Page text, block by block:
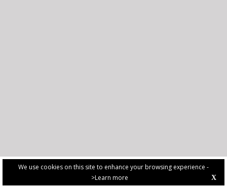
We use cookies on this site to enhance your browsing experience -
>Learn more
X